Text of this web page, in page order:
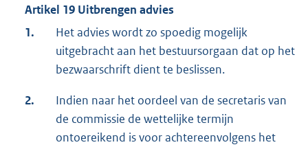
Artikel 19 Uitbrengen advies
1.
Het advies wordt zo spoedig mogelijk
uitgebracht aan het bestuursorgaan dat op het
bezwaarschrift dient te beslissen.
2.
Indien naar het oordeel van de secretaris van
de commissie de wettelijke termijn
ontoereikend is voor achtereenvolgens het